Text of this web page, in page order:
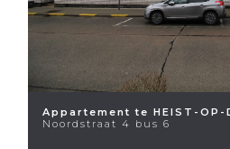
Appartement te HEIST-OP-
Noordstraat 4 bus 6